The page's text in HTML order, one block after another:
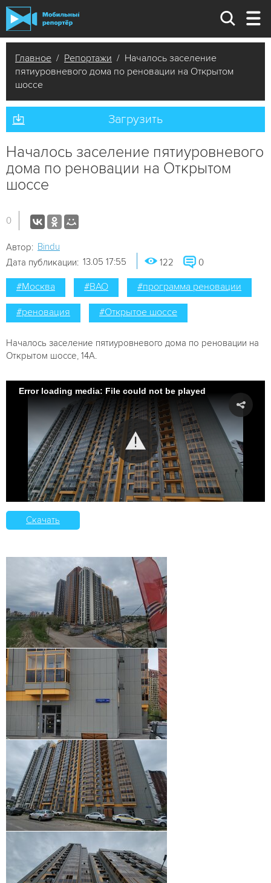
Главное / Репортажи / Началось заселение
пятиуровневого дома по реновации на Открытом
шоссе
Загрузить
Началось заселение пятиуровневого
дома по реновации на Открытом
шоссе
0
Автор: Bindu
Дата публикации: 13.05 17:55 122 0
#Москва #ВАО #программа реновации
#реновация #Открытое шоссе
Началось заселение пятиуровневого дома по реновации на
Открытом шоссе, 14А.
Error loading media: File could not be played
Скачать